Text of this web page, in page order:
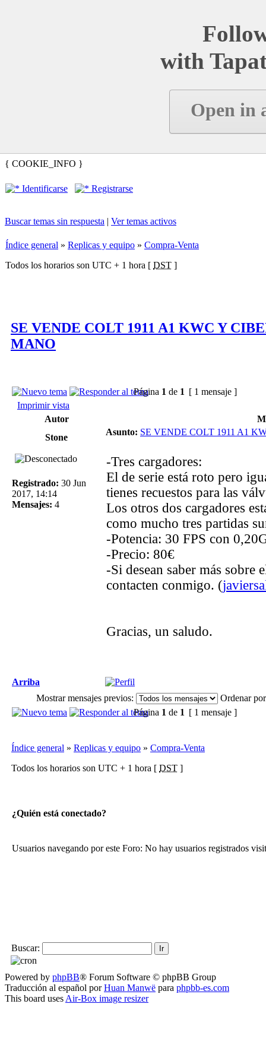
with
Open in
{ COOKIE_INFO }
Identificarse Registrarse
Buscar temas sin respuesta | Ver temas activos
Índice general » Replicas y equipo » Compra-Venta
Todos los horarios son UTC + 1 hora [ DST ]
SE VENDE COLT 1911 A1 KWC Y
MANO
Página 1 de 1 [ 1 mensaje ]
Imprimir vista
Autor
Stone
Asunto: SE VENDE COLT 1911 A1
Registrado: 30 Jun
2017, 14:14
Mensajes: 4
-Tres cargadores:
El de serie está roto pero
tienes recuestos para las
Los otros dos cargadores
como mucho tres partidas
-Potencia: 30 FPS con
-Precio: 80€
-Si desean saber más sobre
contacten conmigo. (
Gracias, un saludo.
Arriba
Mostrar mensajes previos:
Ordenar por
Página 1 de 1 [ 1 mensaje ]
Índice general » Replicas y equipo » Compra-Venta
Todos los horarios son UTC + 1 hora [ DST ]
¿Quién está conectado?
Usuarios navegando por este Foro: No hay usuarios registrados
Buscar:
Powered by phpBB® Forum Software © phpBB Group
Traducción al español porHuan Manwë para phpbb-es.com
This board uses Air-Box image resizer